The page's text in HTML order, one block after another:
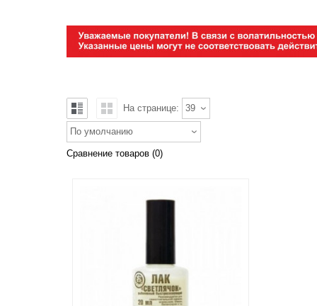
На странице: 39
По умолчанию
Сравнение товаров (0)